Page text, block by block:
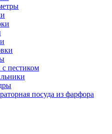
пестиком
посуда из фарфора